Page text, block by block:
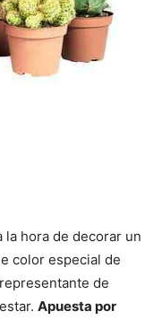
la hora de decorar un
color especial de
de
Apuesta por